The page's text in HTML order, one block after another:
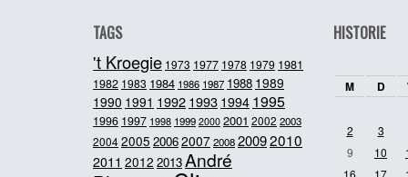
TAGS
't Kroegie 1973 1977 1978 1979 1981
1982 1983 1984 1986 1987 1988 1989
1990 1991 19921993 1994 1995
1996 1997 1998 1999 2000 2001 2002 2003
20042005 20062007200820092010
2011 2012 2013André
HISTORIE
M D
2
3
9
10